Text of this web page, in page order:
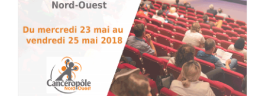
11èmes journées scientifiques du
Cancéropôle Nord-Ouest
Agenda